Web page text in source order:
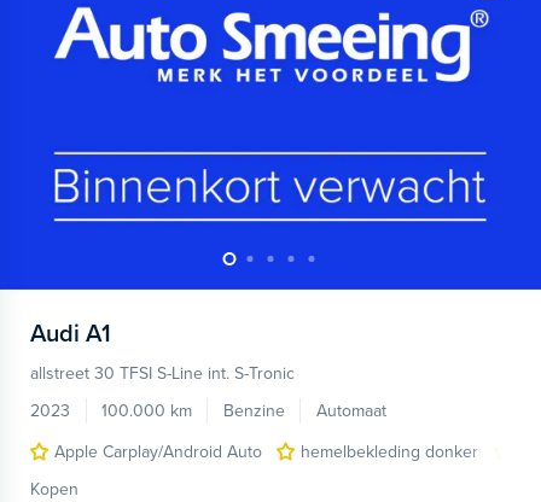
Audi A1
allstreet 30 TFSI S-Line int. S-Tronic
2023
100.000 km Benzine
Automaat
Apple Carplay/Android Auto
hemelbekleding donker
Kopen